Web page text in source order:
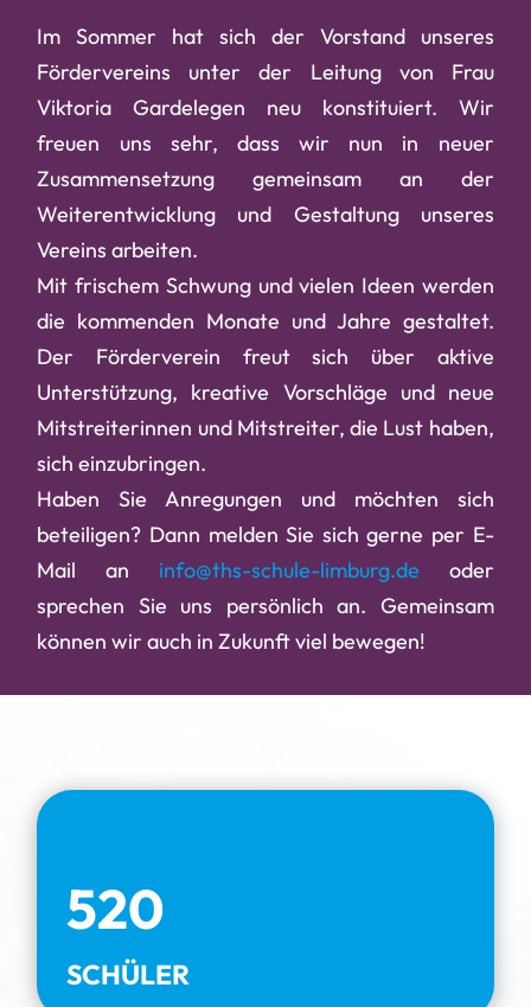
Im Sommer hat sich der Vorstand unseres
Fördervereins unter der Leitung von Frau
Viktoria Gardelegen neu konstituiert. Wir
freuen uns sehr, dass wir nun in neuer
Zusammensetzung gemeinsam an der
Weiterentwicklung und Gestaltung unseres
Vereins arbeiten.
Mit frischem Schwung und vielen Ideen werden
die kommenden Monate und Jahre gestaltet.
Der Förderverein freut sich über aktive
Unterstützung, kreative Vorschläge und neue
Mitstreiterinnen und Mitstreiter, die Lust haben,
sich einzubringen.
Haben Sie Anregungen und möchten sich
beteiligen? Dann melden Sie sich gerne per E-
Mail an info@ths-schule-limburg.de oder
sprechen Sie uns persönlich an. Gemeinsam
können wir auch in Zukunft viel bewegen!
520
SCHÜLER